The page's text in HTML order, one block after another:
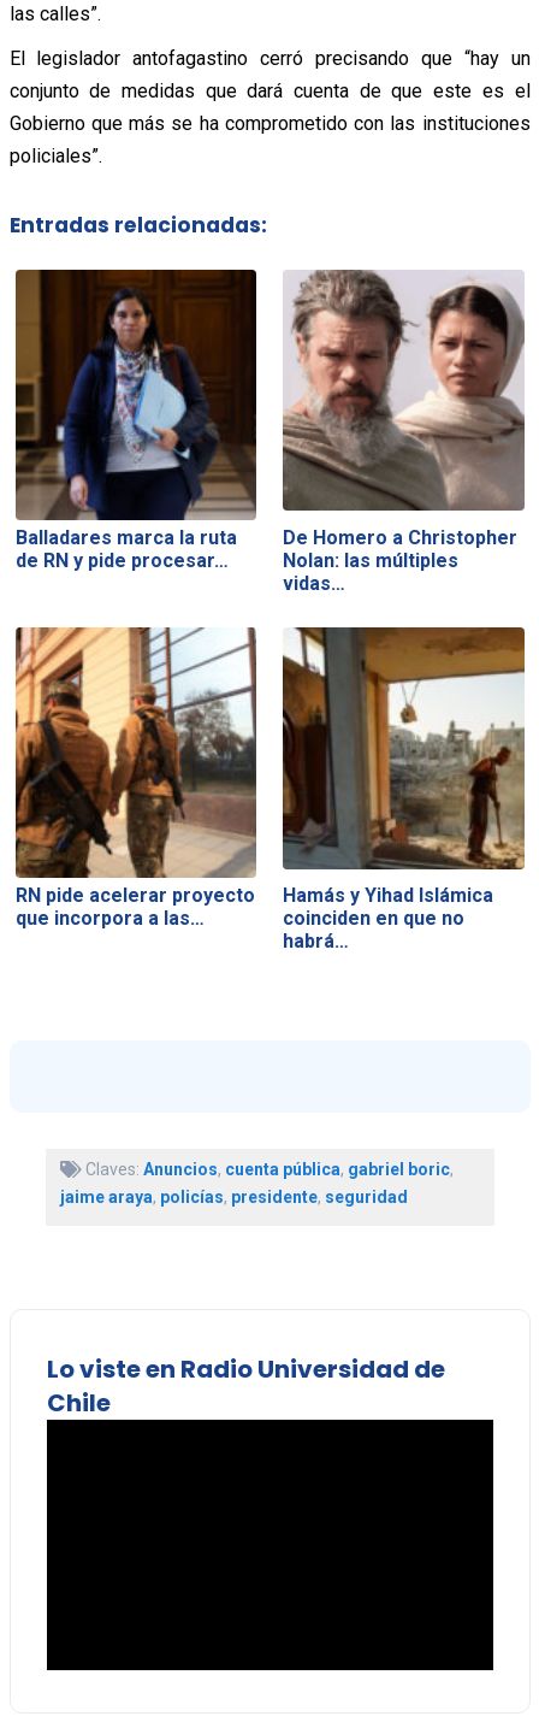
las calles”.
El legislador antofagastino cerró precisando que “hay un
conjunto de medidas que dará cuenta de que este es el
Gobierno que más se ha comprometido con las instituciones
policiales”.
Entradas relacionadas:
Balladares marca la ruta
de RN y pide procesar…
De Homero a Christopher
Nolan: las múltiples
vidas…
RN pide acelerar proyecto
que incorpora a las…
Hamás y Yihad Islámica
coinciden en que no
habrá…
Claves: Anuncios, cuenta pública, gabriel boric,
jaime araya, policías, presidente, seguridad
Lo viste en Radio Universidad de
Chile